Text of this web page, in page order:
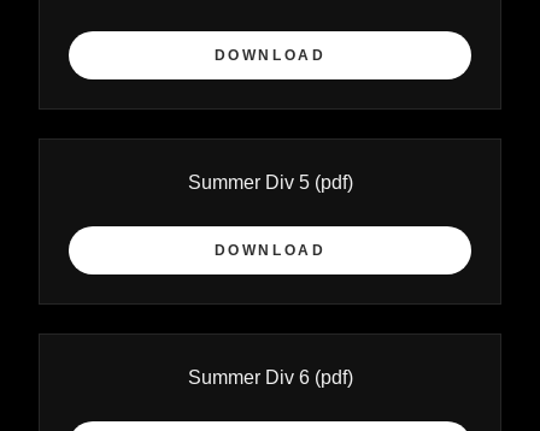
DOWNLOAD
Summer Div 5(pdf)
DOWNLOAD
Summer Div 6(pdf)